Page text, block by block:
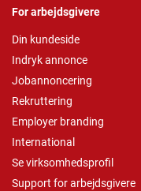
For arbejdsgivere
Din kundeside
Indryk annonce
Jobannoncering
Rekruttering
Employer branding
International
Se virksomhedsprofil
Support for arbejdsgivere